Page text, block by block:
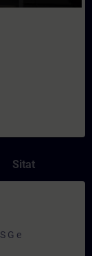
Sitat
G e